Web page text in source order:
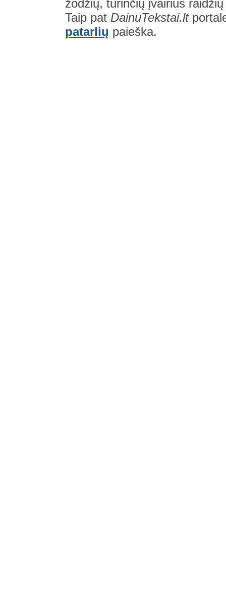
žodžių, turinčių įvairius
Taip pat DainuTekstai.lt
patarlių paieška.